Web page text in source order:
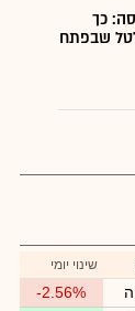
כך
שבפתח
שינוי יומי
-2.56%